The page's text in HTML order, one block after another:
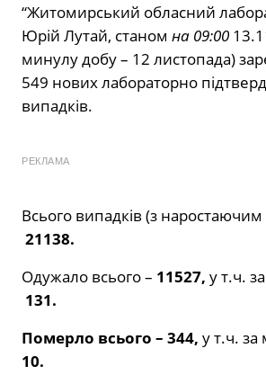
“Житомирський обласний
Юрій Лутай, станом на 09:00
минулу добу – 12 листопада)
549 нових лабораторно
випадків.
РЕКЛАМА
Всього випадків (з
21138.
Одужало всього – 11527, у т.ч.
131.
Померло всього – 344, у т.ч.
10.